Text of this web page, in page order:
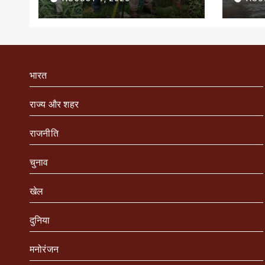
भारत
राज्य और शहर
राजनीति
चुनाव
खेल
दुनिया
मनोरंजन